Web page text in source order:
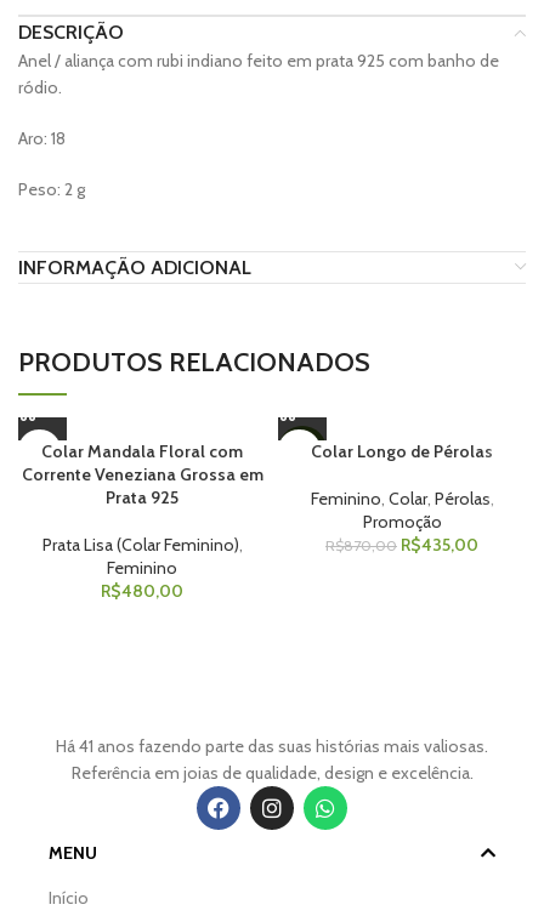
DESCRIÇÃO
Anel / aliança com rubi indiano feito em prata 925 com banho de
ródio.
Aro: 18
Peso: 2 g
INFORMAÇÃO ADICIONAL
PRODUTOS RELACIONADOS
Colar Mandala Floral com
Corrente Veneziana Grossa em
Prata 925
Prata Lisa (Colar Feminino),
Feminino
R$480,00
-50%Colar Longo de Pérolas
Feminino, Colar, Pérolas,
Promoção
R$870,00 R$435,00
Há 41 anos fazendo parte das suas histórias mais valiosas.
Referência em joias de qualidade, design e excelência.
MENU
Início